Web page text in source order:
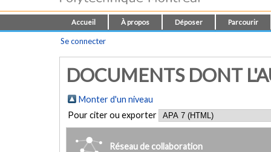
Accueil À propos Déposer Parcourir
Se connecter
DOCUMENTS DONT
Monter d'un niveau
Pour citer ou exporter
Réseau de collaboration